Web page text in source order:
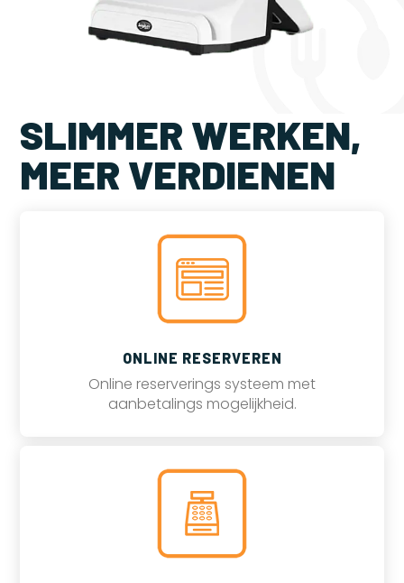
SLIMMER WERKEN,
MEER VERDIENEN
ONLINE RESERVEREN
Online reserverings systeem met
aanbetalings mogelijkheid.